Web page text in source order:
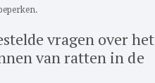
vragen over het
van ratten in de